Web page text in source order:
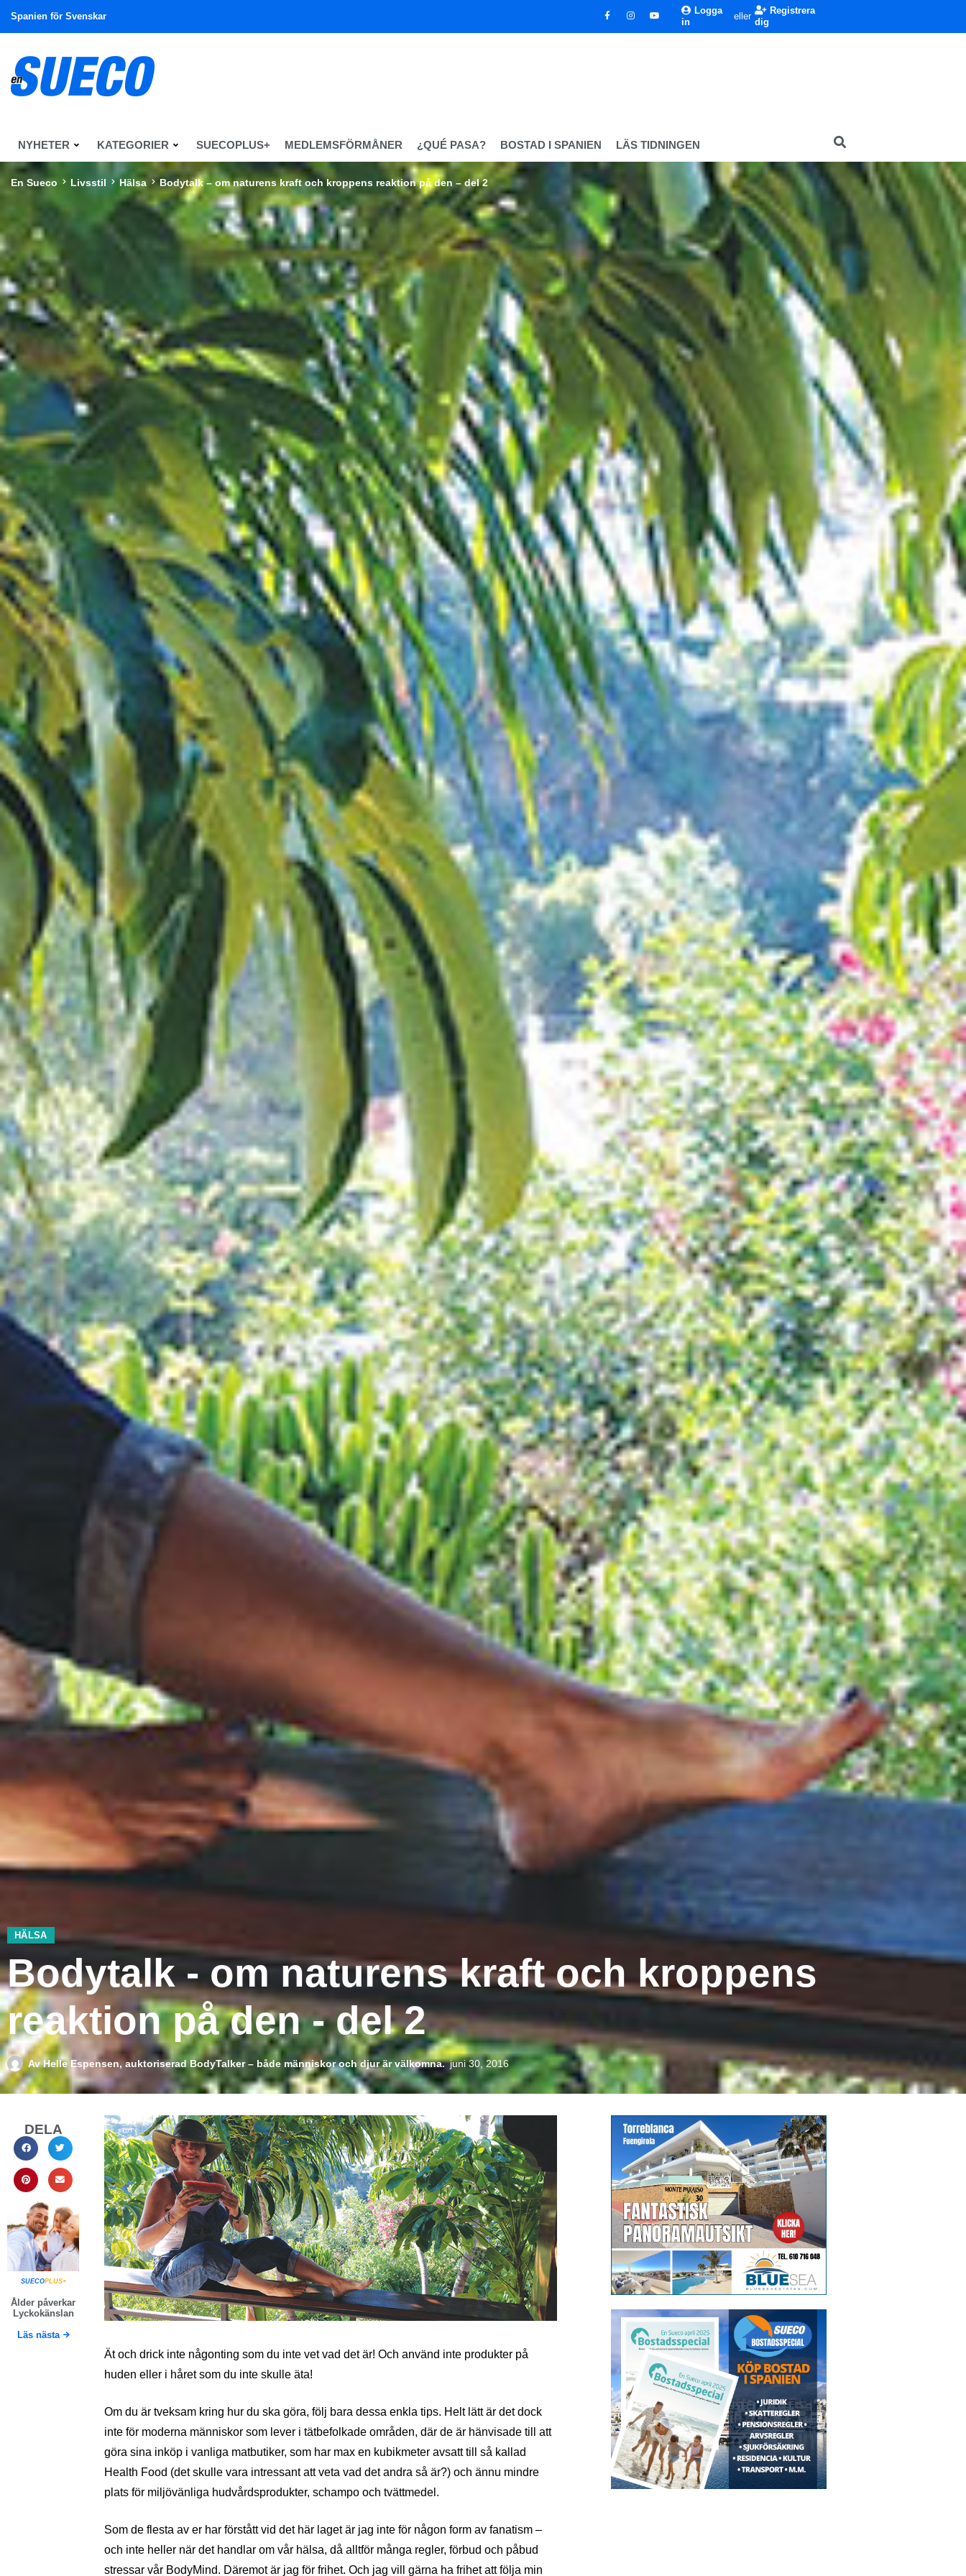
Spanien för Svenskar
Logga
in
eller
Registrera
dig
NYHETER KATEGORIER SUECOPLUS+ MEDLEMSFÖRMÅNER ¿QUÉ PASA? BOSTAD I SPANIEN LÄS TIDNINGEN
En Sueco Livsstil Hälsa Bodytalk – om naturens kraft och kroppens reaktion på den – del 2
HÄLSA
Bodytalk - om naturens kraft och kroppens
reaktion på den - del 2
AvHelle Espensen, auktoriserad BodyTalker – både människor och djur är välkomna. juni 30, 2016
DELA
SUECOPLUS+
Ålder påverkar
Lyckokänslan
Läs nästa
Ät och drick inte någonting som du inte vet vad det är! Och använd inte produkter på
huden eller i håret som du inte skulle äta!
Om du är tveksam kring hur du ska göra, följ bara dessa enkla tips. Helt lätt är det dock
inte för moderna människor som lever i tätbefolkade områden, där de är hänvisade till att
göra sina inköp i vanliga matbutiker, som har max en kubikmeter avsatt till så kallad
Health Food (det skulle vara intressant att veta vad det andra så är?) och ännu mindre
plats för miljövänliga hudvårdsprodukter, schampo och tvättmedel.
Som de flesta av er har förstått vid det här laget är jag inte för någon form av fanatism –
och inte heller när det handlar om vår hälsa, då alltför många regler, förbud och påbud
stressar vår BodyMind. Däremot är jag för frihet. Och jag vill gärna ha frihet att följa min